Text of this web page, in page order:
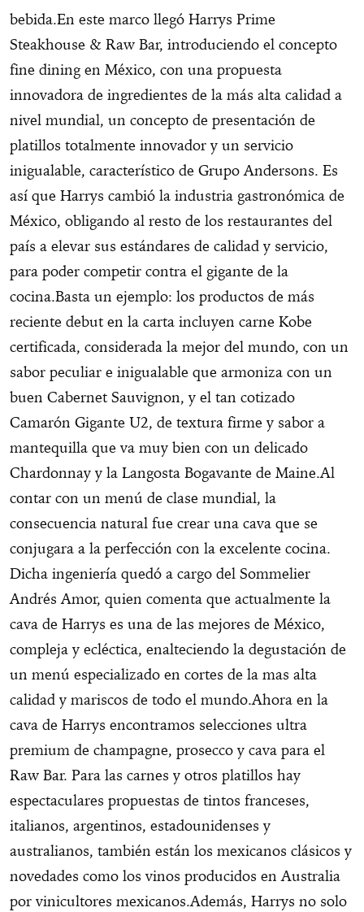
bebida.En este marco llegó Harrys Prime
Steakhouse & Raw Bar, introduciendo el concepto
fine dining en México, con una propuesta
innovadora de ingredientes de la más alta calidad a
nivel mundial, un concepto de presentación de
platillos totalmente innovador y un servicio
inigualable, característico de Grupo Andersons. Es
así que Harrys cambió la industria gastronómica de
México, obligando al resto de los restaurantes del
país a elevar sus estándares de calidad y servicio,
para poder competir contra el gigante de la
cocina.Basta un ejemplo: los productos de más
reciente debut en la carta incluyen carne Kobe
certificada, considerada la mejor del mundo, con un
sabor peculiar e inigualable que armoniza con un
buen Cabernet Sauvignon, y el tan cotizado
Camarón Gigante U2, de textura firme y sabor a
mantequilla que va muy bien con un delicado
Chardonnay y la Langosta Bogavante de Maine.Al
contar con un menú de clase mundial, la
consecuencia natural fue crear una cava que se
conjugara a la perfección con la excelente cocina.
Dicha ingeniería quedó a cargo del Sommelier
Andrés Amor, quien comenta que actualmente la
cava de Harrys es una de las mejores de México,
compleja y ecléctica, enalteciendo la degustación de
un menú especializado en cortes de la mas alta
calidad y mariscos de todo el mundo.Ahora en la
cava de Harrys encontramos selecciones ultra
premium de champagne, prosecco y cava para el
Raw Bar. Para las carnes y otros platillos hay
espectaculares propuestas de tintos franceses,
italianos, argentinos, estadounidenses y
australianos, también están los mexicanos clásicos y
novedades como los vinos producidos en Australia
por vinicultores mexicanos.Además, Harrys no solo